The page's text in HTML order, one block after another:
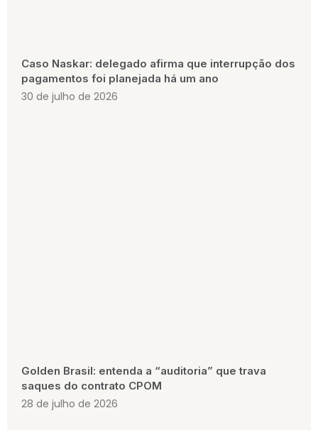
Caso Naskar: delegado afirma que interrupção dos
pagamentos foi planejada há um ano
30 de julho de 2026
Golden Brasil: entenda a “auditoria” que trava
saques do contrato CPOM
28 de julho de 2026